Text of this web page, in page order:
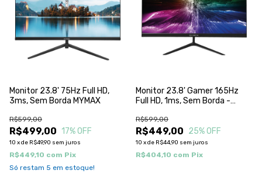
Monitor 23.8' 75Hz Full HD,
3ms, Sem Borda MYMAX
R$499,00
R$599,00
17% OFF
10 xde R$49,90 sem juros
R$449,10 com Pix
Só restam 5 em estoque!
Monitor 23.8' Gamer 165Hz
Full HD, 1ms, Sem Borda -
R$449,00
R$599,00
25% OFF
10 xde R$44,90 sem juros
R$404,10 com Pix